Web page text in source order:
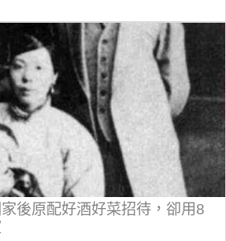
後原配好酒好菜招待，卻用8